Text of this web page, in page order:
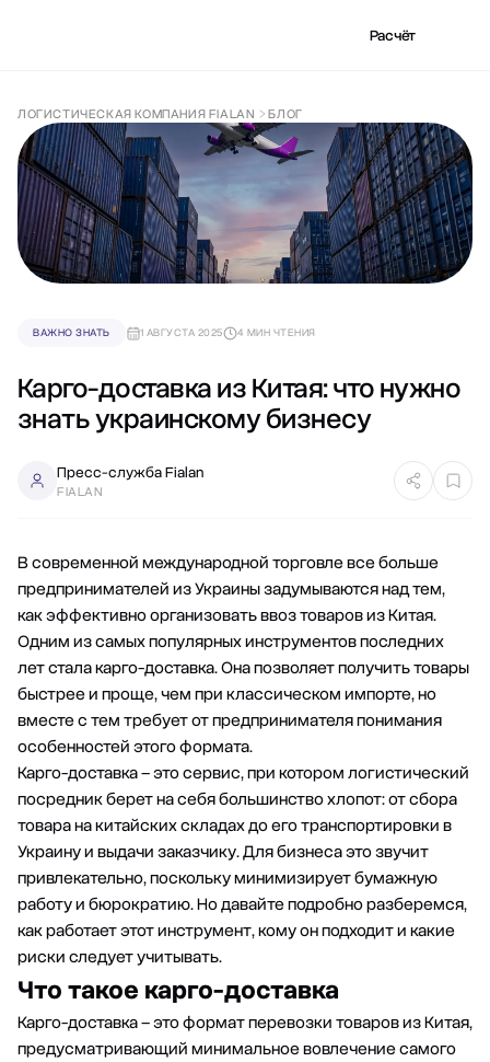
Расчёт
ЛОГИСТИЧЕСКАЯ КОМПАНИЯ FIALAN БЛОГ
ВАЖНО ЗНАТЬ 1 АВГУСТА 2025 4 МИН ЧТЕНИЯ
Карго-доставка из Китая: что нужно
знать украинскому бизнесу
Пресс-служба Fialan
FIALAN
В современной международной торговле все больше
предпринимателей из Украины задумываются над тем,
как эффективно организовать ввоз товаров из Китая.
Одним из самых популярных инструментов последних
лет стала карго-доставка. Она позволяет получить товары
быстрее и проще, чем при классическом импорте, но
вместе с тем требует от предпринимателя понимания
особенностей этого формата.
Карго-доставка – это сервис, при котором логистический
посредник берет на себя большинство хлопот: от сбора
товара на китайских складах до его транспортировки в
Украину и выдачи заказчику. Для бизнеса это звучит
привлекательно, поскольку минимизирует бумажную
работу и бюрократию. Но давайте подробно разберемся,
как работает этот инструмент, кому он подходит и какие
риски следует учитывать.
Что такое карго-доставка
Карго-доставка – это формат перевозки товаров из Китая,
предусматривающий минимальное вовлечение самого